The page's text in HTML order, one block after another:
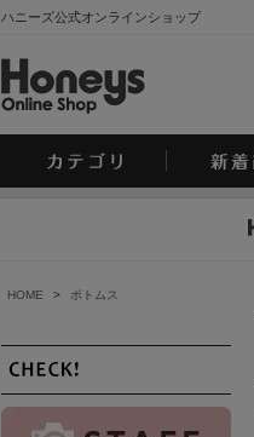
ハニーズ公式オンラインショップ
HOME > ボトムス